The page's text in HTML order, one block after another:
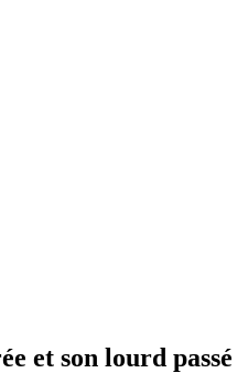
et son lourd passé